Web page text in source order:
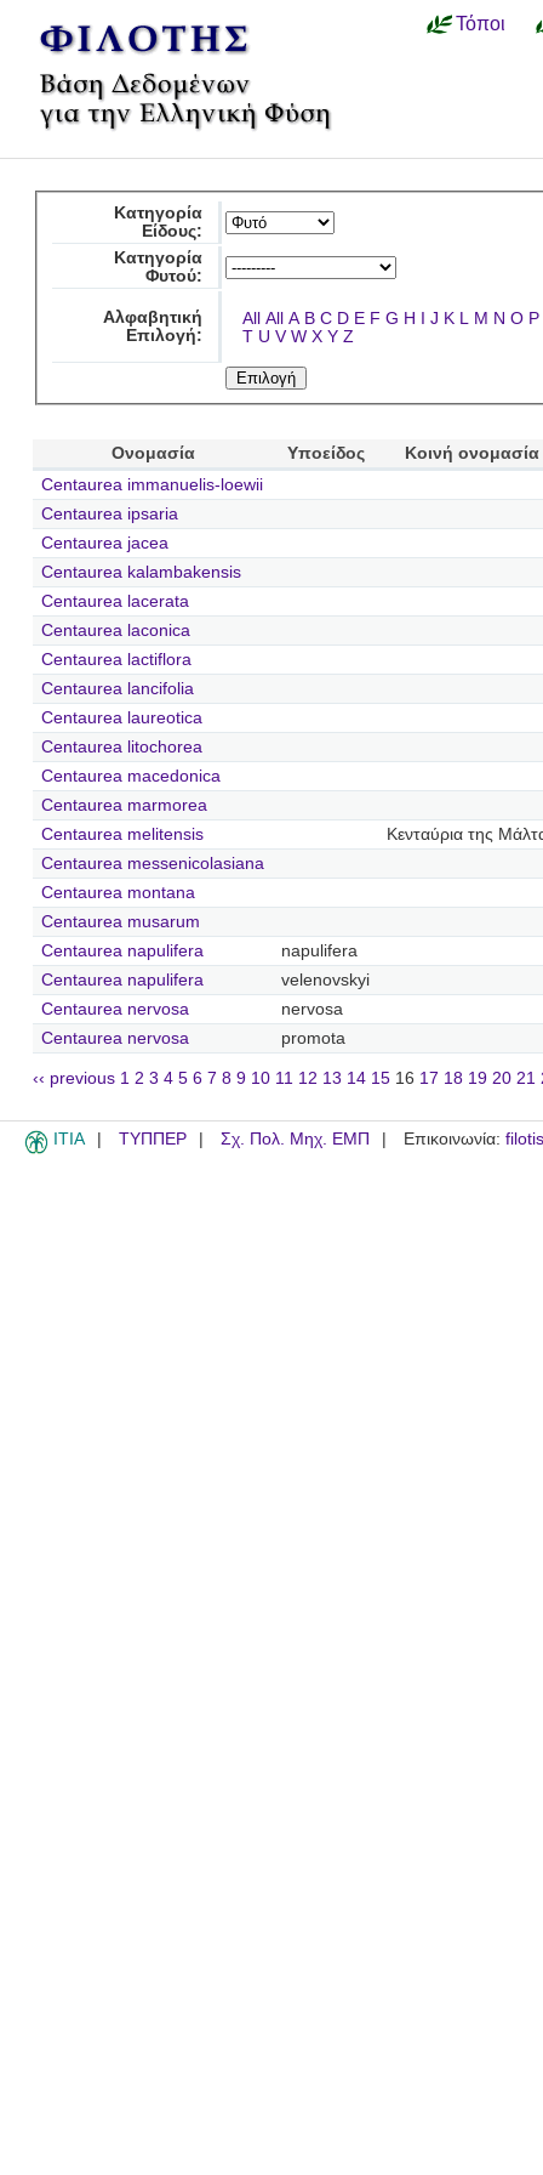
Τόποι
Κατηγορία
Είδους:
Κατηγορία
Φυτού:
Αλφαβητική
Επιλογή:
All All A B C D E F G H I J K L M N O P
T U V W X Y Z
Ονομασία Υποείδος
Κοινή ονομασία
Centaurea immanuelis-loewii
Centaurea ipsaria
Centaurea jacea
Centaurea kalambakensis
Centaurea lacerata
Centaurea laconica
Centaurea lactiflora
Centaurea lancifolia
Centaurea laureotica
Centaurea litochorea
Centaurea macedonica
Centaurea marmorea
Centaurea melitensis
Κενταύρια της
Centaurea messenicolasiana
Centaurea montana
Centaurea musarum
Centaurea napulifera
napulifera
Centaurea napulifera
velenovskyi
Centaurea nervosa
nervosa
Centaurea nervosa
promota
‹‹ previous 1 2 3 4 5 6 7 8 9 10 11 12 13 14 15 16 17 18 19 20 21
ITIA ΤΥΠΠΕΡ Σχ. Πολ. Μηχ. ΕΜΠ Επικοινωνία: